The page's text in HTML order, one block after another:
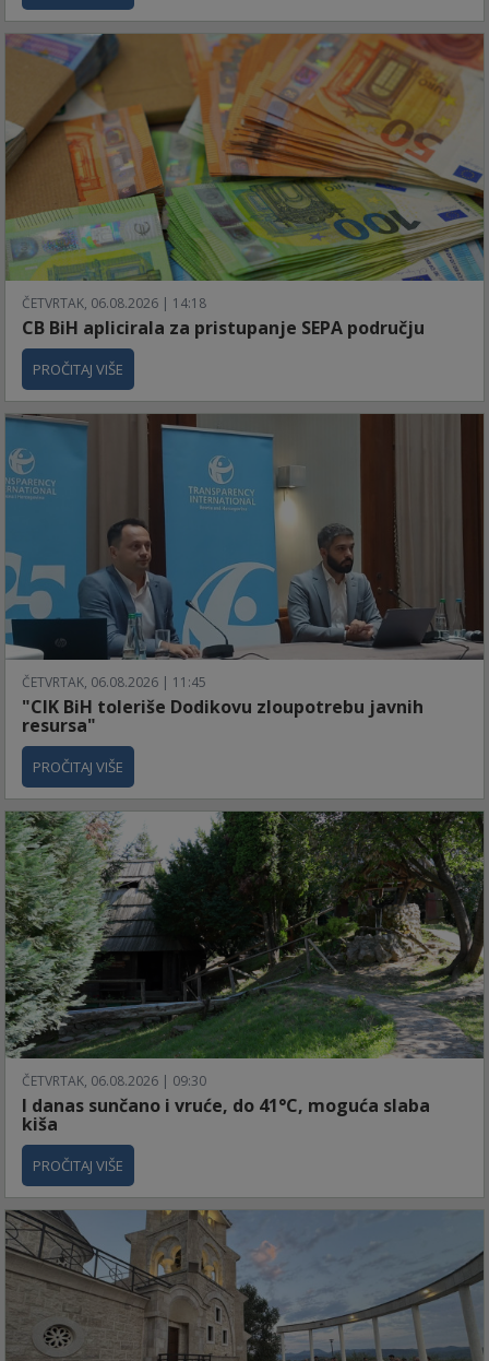
ČETVRTAK, 06.08.2026 | 14:18
CB BiH aplicirala za pristupanje SEPA području
PROČITAJ VIŠE
ČETVRTAK, 06.08.2026 | 11:45
"CIK BiH toleriše Dodikovu zloupotrebu javnih
resursa"
PROČITAJ VIŠE
ČETVRTAK, 06.08.2026 | 09:30
I danas sunčano i vruće, do 41°C, moguća slaba
kiša
PROČITAJ VIŠE